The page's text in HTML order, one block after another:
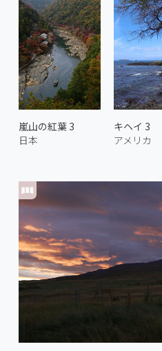
嵐山の紅葉 3
日本
キヘイ 3
アメリカ